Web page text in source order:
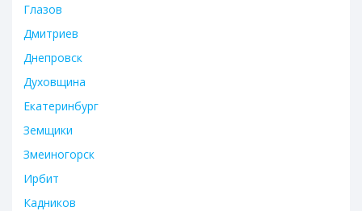
Глазов
Дмитриев
Днепровск
Духовщина
Екатеринбург
Земщики
Змеиногорск
Ирбит
Кадников